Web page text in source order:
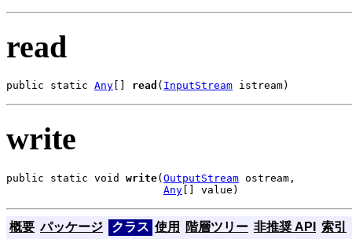
read
public static Any read ( InputStream istream)
write
public static void write( OutputStream ostream,
Any [] value)
概要 パッケージ クラス 使用 階層ツリー 非推奨 API 索引